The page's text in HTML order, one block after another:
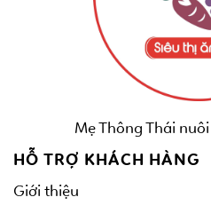
Mẹ Thông Thái
HỖ TRỢ KHÁCH HÀNG
Giới thiệu